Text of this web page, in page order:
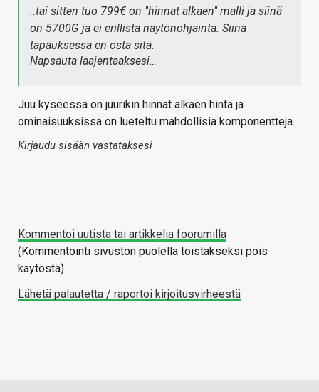
..tai sitten tuo 799€ on "hinnat alkaen" malli ja siinä
on 5700G ja ei erillistä näytönohjainta. Siinä
tapauksessa en osta sitä.
Napsauta laajentaaksesi…
Juu kyseessä on juurikin hinnat alkaen hinta ja
ominaisuuksissa on lueteltu mahdollisia komponentteja.
Kirjaudu sisään vastataksesi
Kommentoi uutista tai artikkelia foorumilla
(Kommentointi sivuston puolella toistakseksi pois
käytöstä)
Lähetä palautetta / raportoi kirjoitusvirheestä